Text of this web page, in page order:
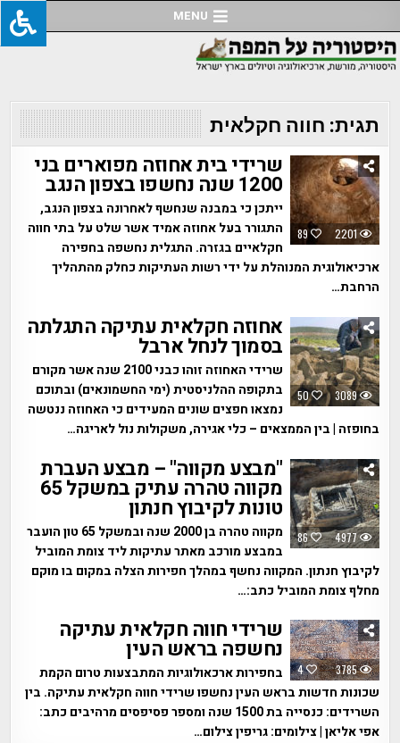
to
content
MENU
תגית: חווה חקלאית
89 2201
שרידי בית אחוזה מפוארים בני
1200 שנה נחשפו בצפון הנגב
ייתכן כי במבנה שנחשף לאחרונה בצפון הנגב,
התגורר בעל אחוזה אמיד אשר שלט על בתי חווה
חקלאיים בגזרה. התגלית נחשפה בחפירה
ארכיאולוגית המנוהלת על ידי רשות העתיקות כחלק מהתהליך
הרחבת…
50 3089
אחוזה חקלאית עתיקה התגלתה
בסמוך לנחל ארבל
שרידי האחוזה זוהו כבני 2100 שנה אשר מקורם
בתקופה ההלניסטית (ימי החשמונאים) ובתוכם
נמצאו חפצים שונים המעידים כי האחוזה ננטשה
בחופזה | בין הממצאים – כלי אגירה, משקולות נול לאריגה…
86 4977
"מבצע מקווה" – מבצע העברת
מקווה טהרה עתיק במשקל 65
טונות לקיבוץ חנתון
מקווה טהרה בן 2000 שנה ובמשקל 65 טון הועבר
במבצע מורכב מאתר עתיקות ליד צומת המוביל
לקיבוץ חנתון. המקווה נחשף במהלך חפירות הצלה במקום בו מוקם
מחלף צומת המוביל כתב:…
4 3785
שרידי חווה חקלאית עתיקה
נחשפה בראש העין
בחפירות ארכאולוגיות המתבצעות טרום הקמת
שכונות חדשות בראש העין נחשפו שרידי חווה חקלאית עתיקה. בין
השרידים: כנסייה בת 1500 שנה ומספר פסיפסים מרהיבים כתב:
אפי אליאן | צילומים: גריפין צילום…